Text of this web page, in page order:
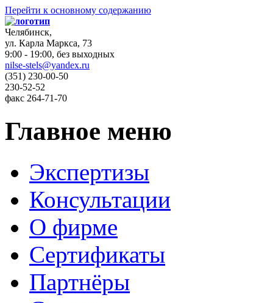
Перейти к основному содержанию
Челябинск,
ул. Карла Маркса, 73
9:00 - 19:00, без выходных
nilse-stels@yandex.ru
(351) 230-00-50
230-52-52
факс 264-71-70
Главное меню
Экспертизы
Консультации
О фирме
Сертификаты
Партнёры